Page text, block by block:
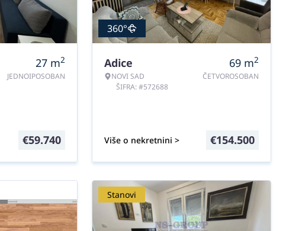
27 m2
JEDNOIPOSOBAN
€59.740
360°
Adice
NOVI SAD
ŠIFRA: #572688
69 m2
ČETVOROSOBAN
Više o nekretnini > €154.500
Stanovi